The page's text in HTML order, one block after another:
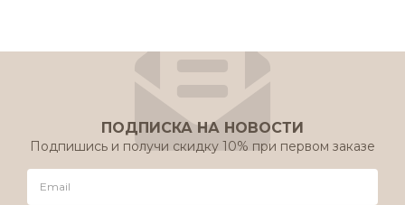
ПОДПИСКА НА НОВОСТИ
Подпишись и получи скидку 10% при первом заказе